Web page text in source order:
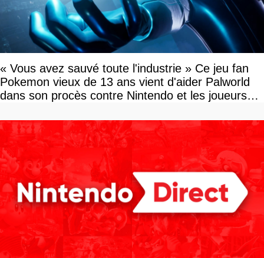
« Vous avez sauvé toute l'industrie » Ce jeu fan
Pokemon vieux de 13 ans vient d'aider Palworld
dans son procès contre Nintendo et les joueurs